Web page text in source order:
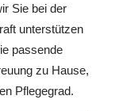
Sie bei der
unterstützen
passende
zu Hause,
Pflegegrad.